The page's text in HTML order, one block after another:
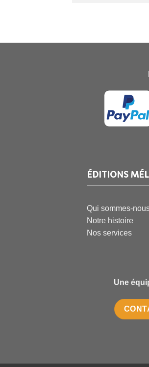
ÉDITIONS
Qui sommes-
Notre histoire
Nos services
Une